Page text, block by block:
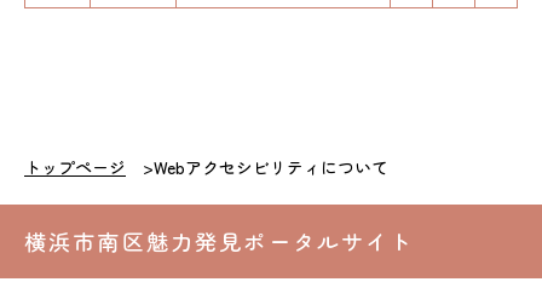
トップページ Webアクセシビリティについて
横浜市南区魅力発見ポータルサイト